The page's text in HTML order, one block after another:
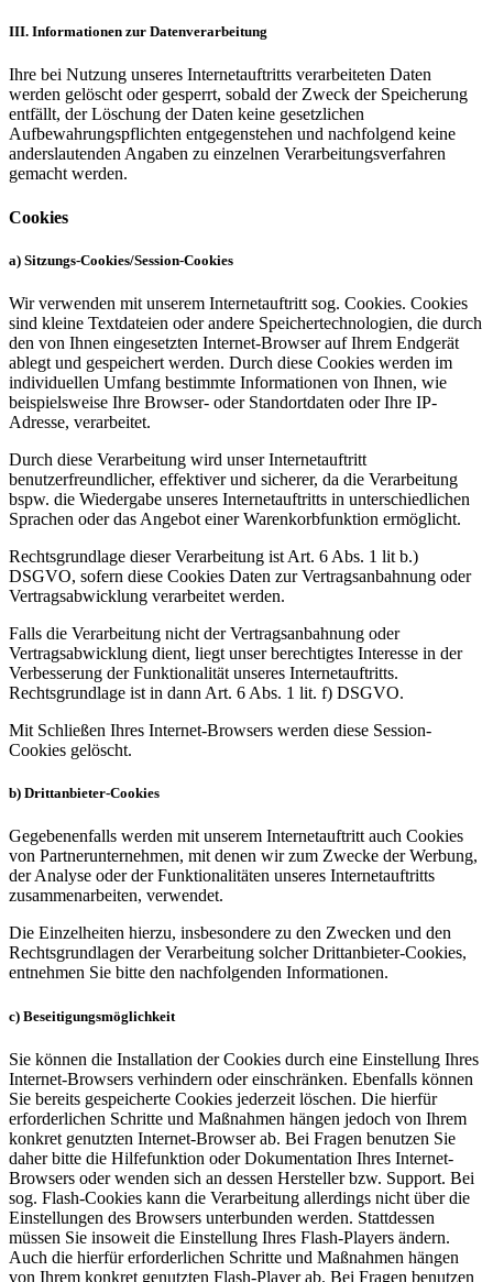
III. Informationen zur Datenverarbeitung
Ihre bei Nutzung unseres Internetauftritts verarbeiteten Daten
werden gelöscht oder gesperrt, sobald der Zweck der Speicherung
entfällt, der Löschung der Daten keine gesetzlichen
Aufbewahrungspflichten entgegenstehen und nachfolgend keine
anderslautenden Angaben zu einzelnen Verarbeitungsverfahren
gemacht werden.
Cookies
a) Sitzungs-Cookies/Session-Cookies
Wir verwenden mit unserem Internetauftritt sog. Cookies. Cookies
sind kleine Textdateien oder andere Speichertechnologien, die durch
den von Ihnen eingesetzten Internet-Browser auf Ihrem Endgerät
ablegt und gespeichert werden. Durch diese Cookies werden im
individuellen Umfang bestimmte Informationen von Ihnen, wie
beispielsweise Ihre Browser- oder Standortdaten oder Ihre IP-
Adresse, verarbeitet.
Durch diese Verarbeitung wird unser Internetauftritt
benutzerfreundlicher, effektiver und sicherer, da die Verarbeitung
bspw. die Wiedergabe unseres Internetauftritts in unterschiedlichen
Sprachen oder das Angebot einer Warenkorbfunktion ermöglicht.
Rechtsgrundlage dieser Verarbeitung ist Art. 6 Abs. 1 lit b.)
DSGVO, sofern diese Cookies Daten zur Vertragsanbahnung oder
Vertragsabwicklung verarbeitet werden.
Falls die Verarbeitung nicht der Vertragsanbahnung oder
Vertragsabwicklung dient, liegt unser berechtigtes Interesse in der
Verbesserung der Funktionalität unseres Internetauftritts.
Rechtsgrundlage ist in dann Art. 6 Abs. 1 lit. f) DSGVO.
Mit Schließen Ihres Internet-Browsers werden diese Session-
Cookies gelöscht.
b) Drittanbieter-Cookies
Gegebenenfalls werden mit unserem Internetauftritt auch Cookies
von Partnerunternehmen, mit denen wir zum Zwecke der Werbung,
der Analyse oder der Funktionalitäten unseres Internetauftritts
zusammenarbeiten, verwendet.
Die Einzelheiten hierzu, insbesondere zu den Zwecken und den
Rechtsgrundlagen der Verarbeitung solcher Drittanbieter-Cookies,
entnehmen Sie bitte den nachfolgenden Informationen.
c) Beseitigungsmöglichkeit
Sie können die Installation der Cookies durch eine Einstellung Ihres
Internet-Browsers verhindern oder einschränken. Ebenfalls können
Sie bereits gespeicherte Cookies jederzeit löschen. Die hierfür
erforderlichen Schritte und Maßnahmen hängen jedoch von Ihrem
konkret genutzten Internet-Browser ab. Bei Fragen benutzen Sie
daher bitte die Hilfefunktion oder Dokumentation Ihres Internet-
Browsers oder wenden sich an dessen Hersteller bzw. Support. Bei
sog. Flash-Cookies kann die Verarbeitung allerdings nicht über die
Einstellungen des Browsers unterbunden werden. Stattdessen
müssen Sie insoweit die Einstellung Ihres Flash-Players ändern.
Auch die hierfür erforderlichen Schritte und Maßnahmen hängen
von Ihrem konkret genutzten Flash-Player ab. Bei Fragen benutzen